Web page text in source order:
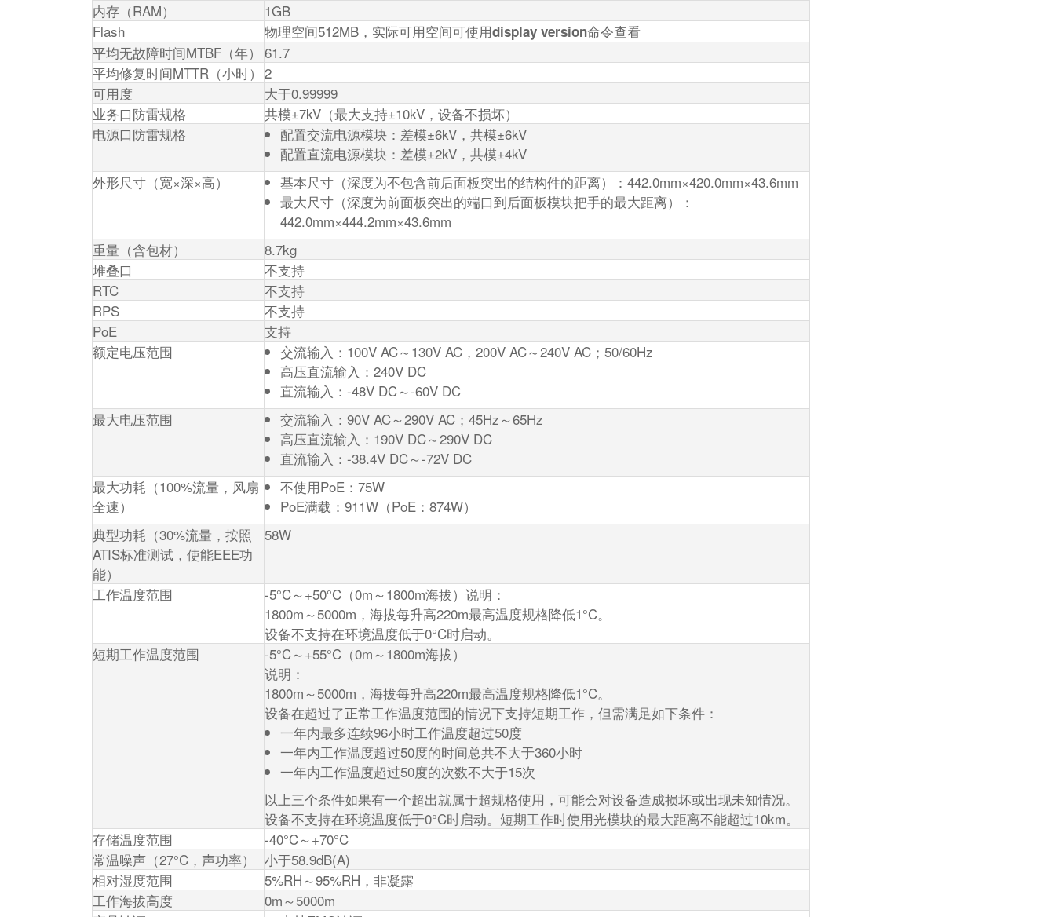
内存（RAM）
1GB
Flash
物理空间512MB，实际可用空间可使用display version命令查看
平均无故障时间MTBF（年） 61.7
平均修复时间MTTR（小时） 2
可用度
大于0.99999
业务口防雷规格
共模±7kV（最大支持±10kV，设备不损坏）
电源口防雷规格
配置交流电源模块：差模±6kV，共模±6kV
配置直流电源模块：差模±2kV，共模±4kV
外形尺寸（宽×深×高）
基本尺寸（深度为不包含前后面板突出的结构件的距离）：442.0mm×420.0mm×43.6mm
最大尺寸（深度为前面板突出的端口到后面板模块把手的最大距离）：
442.0mm×444.2mm×43.6mm
重量（含包材）
8.7kg
堆叠口
不支持
RTC
不支持
RPS
不支持
PoE
支持
额定电压范围
交流输入：100V AC～130V AC，200V AC～240V AC；50/60Hz
高压直流输入：240V DC
直流输入：-48V DC～-60V DC
最大电压范围
交流输入：90V AC～290V AC；45Hz～65Hz
高压直流输入：190V DC～290V DC
直流输入：-38.4V DC～-72V DC
最大功耗（100%流量，风扇
全速）
不使用PoE：75W
PoE满载：911W（PoE：874W）
典型功耗（30%流量，按照
ATIS标准测试，使能EEE功
能）
58W
工作温度范围
-5°C～+50°C（0m～1800m海拔）说明：
1800m～5000m，海拔每升高220m最高温度规格降低1°C。
设备不支持在环境温度低于0°C时启动。
短期工作温度范围
-5°C～+55°C（0m～1800m海拔）
说明：
1800m～5000m，海拔每升高220m最高温度规格降低1°C。
设备在超过了正常工作温度范围的情况下支持短期工作，但需满足如下条件：
一年内最多连续96小时工作温度超过50度
一年内工作温度超过50度的时间总共不大于360小时
一年内工作温度超过50度的次数不大于15次
以上三个条件如果有一个超出就属于超规格使用，可能会对设备造成损坏或出现未知情况。
设备不支持在环境温度低于0°C时启动。短期工作时使用光模块的最大距离不能超过10km。
存储温度范围
-40°C～+70°C
常温噪声（27°C，声功率）
小于58.9dB(A)
相对湿度范围
5%RH～95%RH，非凝露
工作海拔高度
0m～5000m